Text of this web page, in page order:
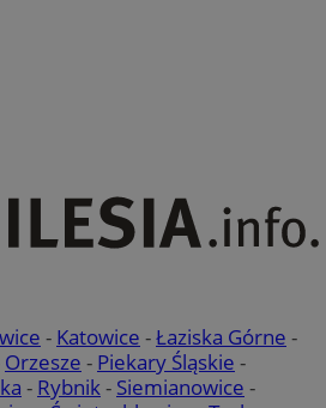
- Katowice -Łaziska Górne -
Orzesze - Piekary Śląskie -
- Rybnik- Siemianowice -